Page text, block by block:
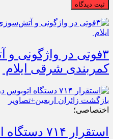
ثبت دیدگاه
کمربندی شرقی ایلام
اختصاصی؛
استقرار